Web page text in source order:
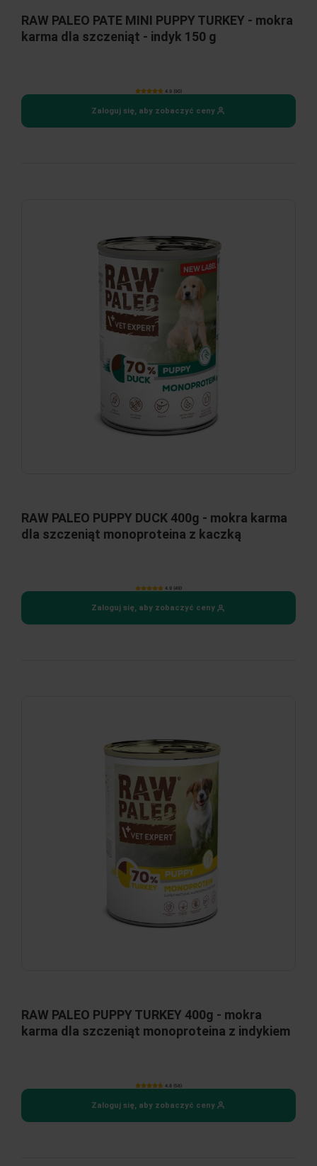
RAW PALEO PATE MINI PUPPY TURKEY - mokra
karma dla szczeniąt - indyk 150 g
4.9 (90)
Zaloguj się, aby zobaczyć ceny
RAW PALEO PUPPY DUCK 400g - mokra karma
dla szczeniąt monoproteina z kaczką
4.9 (49)
Zaloguj się, aby zobaczyć ceny
RAW PALEO PUPPY TURKEY 400g - mokra
karma dla szczeniąt monoproteina z indykiem
4.8 (58)
Zaloguj się, aby zobaczyć ceny